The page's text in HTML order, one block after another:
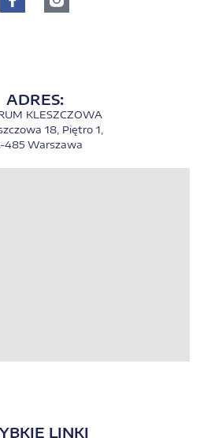
LINKI
ADRES:
KLESZCZOWA
18, Piętro 1,
485 Warszawa